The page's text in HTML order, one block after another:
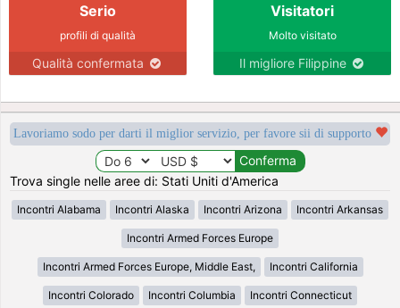
Serio
profili di qualità
Qualità confermata
Visitatori
Molto visitato
Il migliore Filippine
Lavoriamo sodo per darti il miglior servizio, per favore sii di supporto
Trova single nelle aree di: Stati Uniti d'America
Incontri Alabama Incontri Alaska Incontri Arizona Incontri Arkansas
Incontri Armed Forces Europe
Incontri Armed Forces Europe, Middle East, Incontri California
Incontri Colorado Incontri Columbia Incontri Connecticut